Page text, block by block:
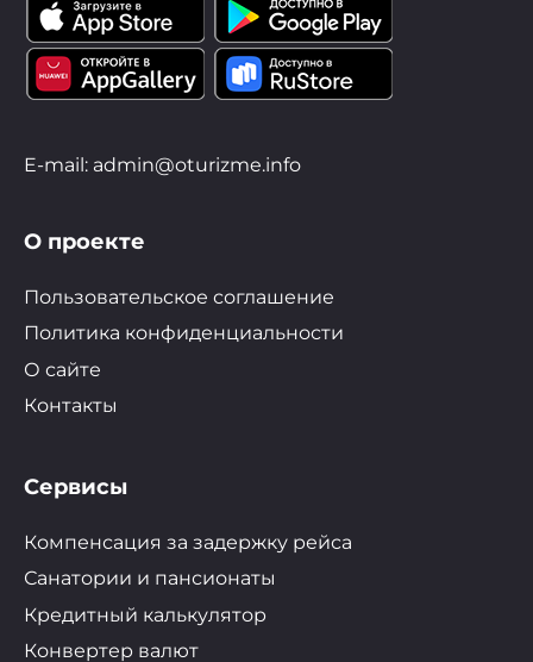
E-mail: admin@oturizme.info
О проекте
Пользовательское соглашение
Политика конфиденциальности
О сайте
Контакты
Сервисы
Компенсация за задержку рейса
Санатории и пансионаты
Кредитный калькулятор
Конвертер валют